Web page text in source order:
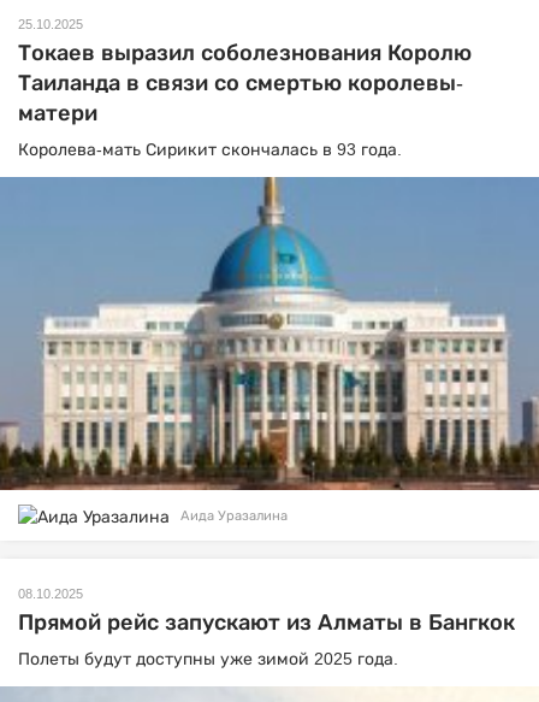
25.10.2025
Токаев выразил соболезнования Королю
Таиланда в связи со смертью королевы-
матери
Королева-мать Сирикит скончалась в 93 года.
Аида Уразалина
08.10.2025
Прямой рейс запускают из Алматы в Бангкок
Полеты будут доступны уже зимой 2025 года.